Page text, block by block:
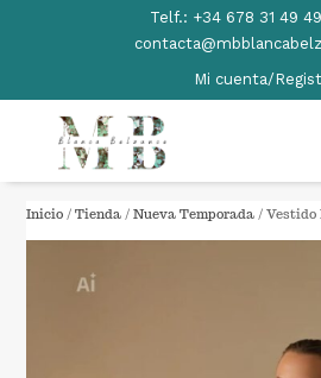
Telf.: +34 678 31 49
Mi cuenta/
Inicio /Tienda /Nueva Temporada / Vestido